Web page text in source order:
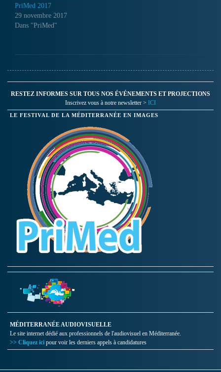
PriMed 2017
29 novembre 2017
Dans "PriMed"
RESTEZ INFORMES SUR TOUS NOS ÉVÉNEMENTS ET PROJECTIONS
Inscrivez vous à notre newsletter > ICI
LE FESTIVAL DE LA MÉDITERRANÉE EN IMAGES
MÉDITERRANÉE AUDIOVISUELLE
Le site internet dédié aux professionnels de l'audiovisuel en Méditerranée.
>> Cliquez ici pour voir les derniers appels à candidatures